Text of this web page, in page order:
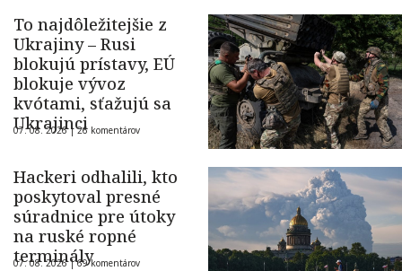
To najdôležitejšie z
Ukrajiny – Rusi
blokujú prístavy, EÚ
blokuje vývoz
kvótami, sťažujú sa
Ukrajinci
07. 08. 2026 |26 komentárov
Hackeri odhalili, kto
poskytoval presné
súradnice pre útoky
na ruské ropné
terminály
07. 08. 2026 |69 komentárov